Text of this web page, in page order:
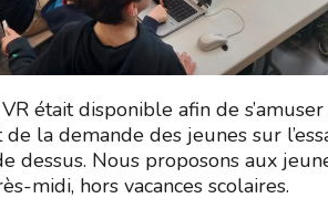
était disponible afin de
de la demande des jeunes sur
dessus. Nous proposons aux
midi, hors vacances scolaires.